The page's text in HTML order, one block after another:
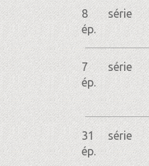
8
ép.
série
7
ép.
série
31
ép.
série